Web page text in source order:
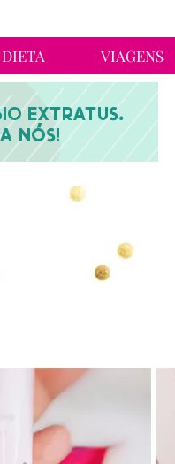
DIETA VIAGENS